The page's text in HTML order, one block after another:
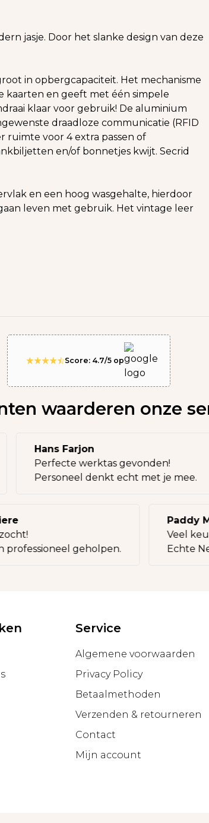
jasje. Door het slanke design van deze
in opbergcapaciteit. Het mechanisme
kaarten en geeft met één simpele
klaar voor gebruik! De aluminium
draadloze communicatie (RFID
ruimte voor 4 extra passen of
en/of bonnetjes kwijt. Secrid
en een hoog wasgehalte, hierdoor
leven met gebruik. Het vintage leer
Score: 4.7/5 op
waarderen onze
Hans Farjon
Perfecte werktas gevonden!
Personeel denkt echt met je mee.
geholpen.
Paddy
Veel keus
Echte
Service
Algemene voorwaarden
Privacy Policy
Betaalmethoden
Verzenden & retourneren
Contact
Mijn account